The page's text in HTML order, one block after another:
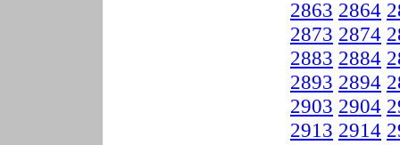
2863 2864
2873 2874
2883 2884
2893 2894
2903 2904
2913 2914